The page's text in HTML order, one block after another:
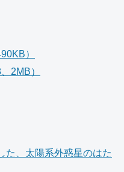
）
2MB）
た、太陽系外惑星のはた